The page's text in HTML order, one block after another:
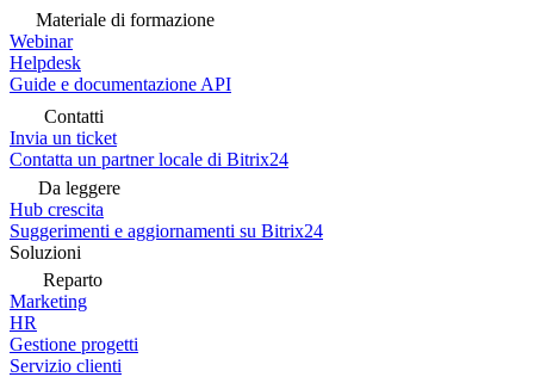
Materiale di formazione
Webinar
Helpdesk
Guide e documentazione API
Contatti
Invia un ticket
Contatta un partner locale di Bitrix24
Da leggere
Hub crescita
Suggerimenti e aggiornamenti su Bitrix24
Soluzioni
Reparto
Marketing
HR
Gestione progetti
Servizio clienti